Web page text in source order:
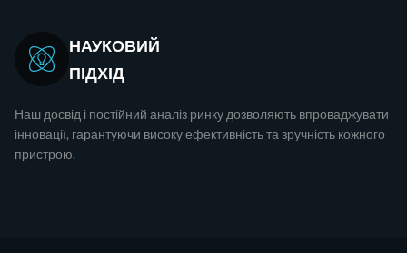
НАУКОВИЙ
ПІДХІД
Наш досвід і постійний аналіз ринку дозволяють впроваджувати
інновації, гарантуючи високу ефективність та зручність кожного
пристрою.